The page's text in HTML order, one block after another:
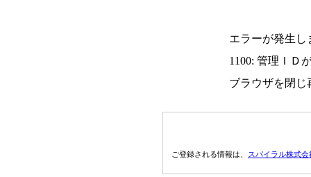
エラーが発生し
1100: 管理ＩＤ
ブラウザを閉じ
ご登録される情報は、 スパイラル株式会